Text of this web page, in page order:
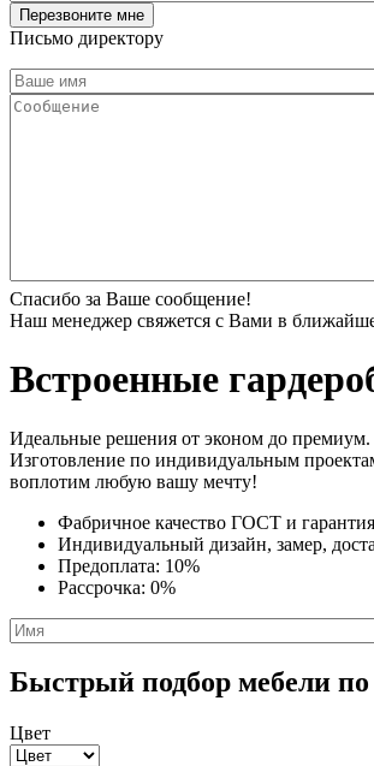
Письмо директору
Спасибо за Ваше сообщение!
Наш менеджер свяжется с Вами в
Встроенные
Идеальные решения от эконом до премиум.
Изготовление по индивидуальным
воплотим любую вашу мечту!
Фабричное качество ГОСТ и
Индивидуальный дизайн, замер,
Предоплата: 10%
Рассрочка: 0%
Быстрый подбор мебели
Цвет